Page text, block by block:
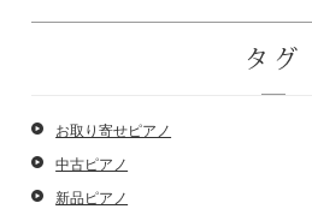
タグ
お取り寄せピアノ
中古ピアノ
新品ピアノ